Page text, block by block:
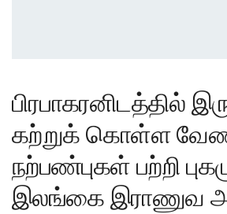
பிரபாகரனிடத்தில்
கற்றுக் கொள்ள
நற்பண்புகள் பற்றி
இலங்கை இராணுவ